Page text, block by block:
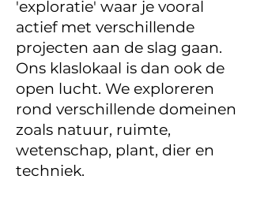
'exploratie' waar je vooral
actief met verschillende
projecten aan de slag gaan.
Ons klaslokaal is dan ook de
open lucht. We exploreren
rond verschillende domeinen
zoals natuur, ruimte,
wetenschap, plant, dier en
techniek.